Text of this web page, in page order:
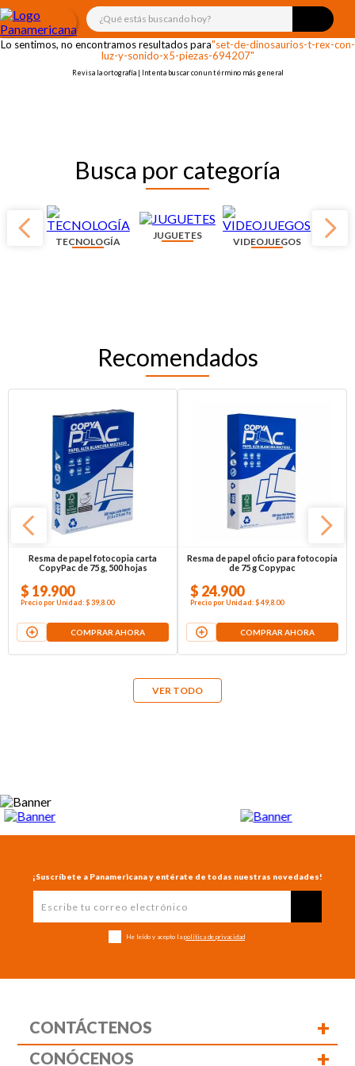
¿Qué estás buscando hoy?
¡OOPS!
Lo sentimos, no encontramos resultados para"set-de-dinosaurios-t-rex-con-
luz-y-sonido-x5-piezas-694207"
Revisa la ortografía | Intenta buscar con un término más general
Busca por categoría
TECNOLOGÍA
JUGUETES
VIDEOJUEGOS
Recomendados
Resma de papel fotocopia carta
CopyPac de 75 g, 500 hojas
$ 19.900
Precio porUnidad:$ 39,8.00
COMPRAR AHORA
Resma de papel oficio para fotocopia
de 75 g Copypac
$ 24.900
Precio porUnidad:$ 49,8.00
COMPRAR AHORA
VER TODO
¡Suscríbete a Panamericana y entérate de todas nuestras novedades!
He leído y acepto la política de privacidad
CONTÁCTENOS +
CONÓCENOS +